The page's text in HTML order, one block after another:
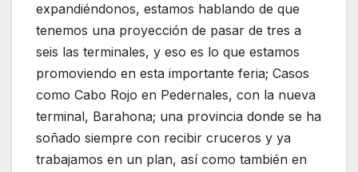
expandiéndonos, estamos hablando de que
tenemos una proyección de pasar de tres a
seis las terminales, y eso es lo que estamos
promoviendo en esta importante feria; Casos
como Cabo Rojo en Pedernales, con la nueva
terminal, Barahona; una provincia donde se ha
soñado siempre con recibir cruceros y ya
trabajamos en un plan, así como también en